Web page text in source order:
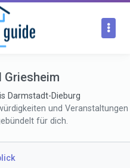
Griesheim
Darmstadt-Dieburg
und Veranstaltungen
für dich.